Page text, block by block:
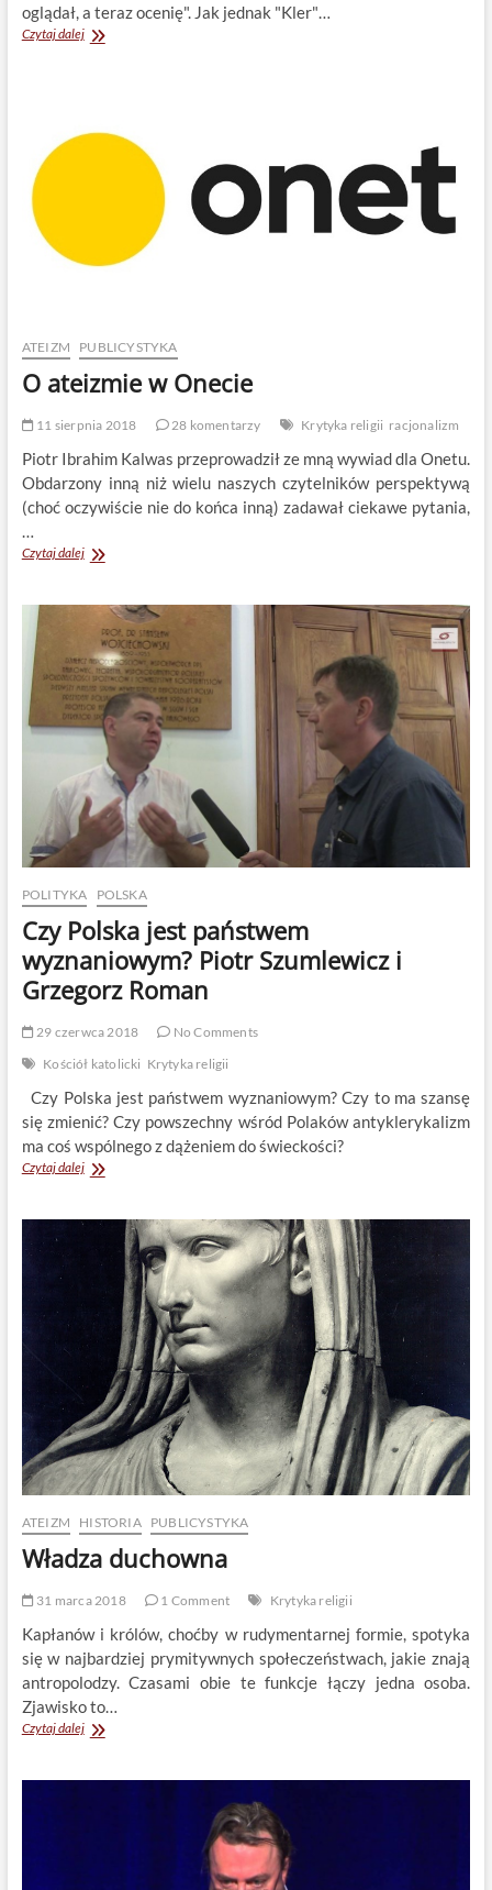
oglądał, a teraz ocenię". Jak jednak "Kler"…
Czytaj dalejO
ateisty.
ATEIZM PUBLICYSTYKA
O ateizmie w Onecie
11 sierpnia 2018 28 komentarzy Krytyka religii racjonalizm
Piotr Ibrahim Kalwas przeprowadził ze mną wywiad dla Onetu.
Obdarzony inną niż wielu naszych czytelników perspektywą
(choć oczywiście nie do końca inną) zadawał ciekawe pytania,
…
Czytaj dalejO
Onecie
POLITYKA POLSKA
Czy Polska jest państwem
wyznaniowym? Piotr Szumlewicz i
Grzegorz Roman
29 czerwca 2018
No Comments
Kościół katolicki Krytyka religii
Czy Polska jest państwem wyznaniowym? Czy to ma szansę
się zmienić? Czy powszechny wśród Polaków antyklerykalizm
ma coś wspólnego z dążeniem do świeckości?
Czytaj dalejCzy
państwem
wyznaniowym?
Piotr
Szumlewicz
Grzegorz
Roman
ATEIZM HISTORIA PUBLICYSTYKA
Władza duchowna
31 marca 2018 1 Comment Krytyka religii
Kapłanów i królów, choćby w rudymentarnej formie, spotyka
się w najbardziej prymitywnych społeczeństwach, jakie znają
antropolodzy. Czasami obie te funkcje łączy jedna osoba.
Zjawisko to…
Czytaj dalejWładza